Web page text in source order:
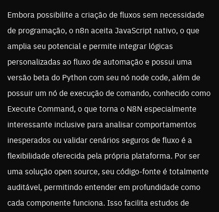
Embora possibilite a criação de fluxos sem necessidade
de programação, o n8n aceita JavaScript nativo, o que
amplia seu potencial e permite integrar lógicas
personalizadas ao fluxo de automação e possui uma
versão beta do Python com seu nó node code, além de
possuir um nó de execução de comando, conhecido como
Execute Command, o que torna o N8N especialmente
interessante inclusive para analisar comportamentos
inesperados ou validar cenários seguros de fluxo é a
flexibilidade oferecida pela própria plataforma. Por ser
uma solução open source, seu código-fonte é totalmente
auditável, permitindo entender em profundidade como
cada componente funciona. Isso facilita estudos de